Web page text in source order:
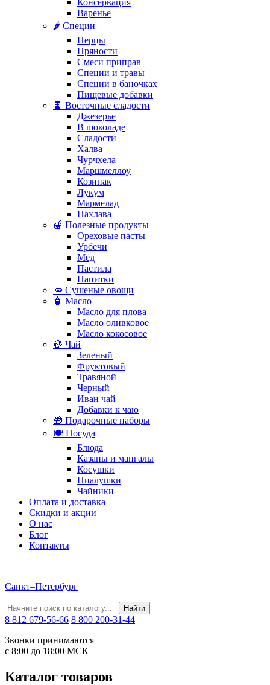
Консервация
Варенье
🌶️ Специи
Перцы
Пряности
Смеси приправ
Специи и травы
Специи в баночках
Пищевые добавки
🍫 Восточные сладости
Джезерье
В шоколаде
Сладости
Халва
Чурчхела
Маршмеллоу
Козинак
Лукум
Мармелад
Пахлава
🍯 Полезные продукты
Ореховые пасты
Урбечи
Мёд
Пастила
Напитки
🥕 Сушеные овощи
🧴 Масло
Масло для плова
Масло оливковое
Масло кокосовое
🍃 Чай
Зеленый
Фруктовый
Травяной
Черный
Иван чай
Добавки к чаю
🎁 Подарочные наборы
🍽️ Посуда
Блюда
Казаны и мангалы
Косушки
Пиалушки
Чайники
Оплата и доставка
Скидки и акции
О нас
Блог
Контакты
Санкт–Петербург
Найти
8 812 679-56-66 8 800 200-31-44
Звонки принимаются
с 8:00 до 18:00 МСК
Каталог товаров